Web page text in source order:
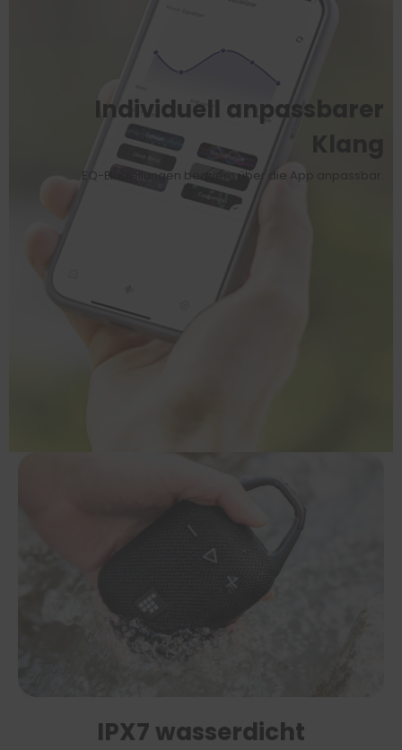
Individuell anpassbarer
EQ-Einstellungen bequem über die App anpassbar.
IPX7 wasserdicht